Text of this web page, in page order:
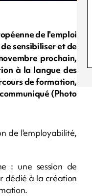
de l'emploi
sensibiliser et de
prochain,
à la langue des
de formation,
(Photo
de l'employabilité,
: une session de
dédié à la création